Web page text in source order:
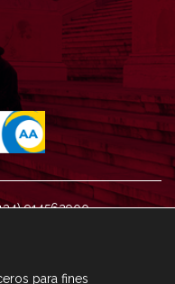
914562900
para fines